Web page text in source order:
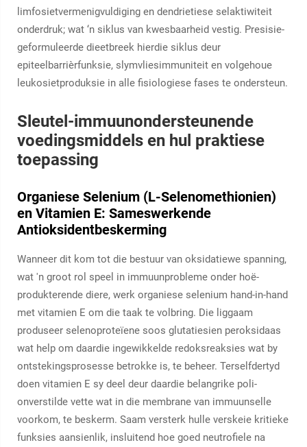
limfosietvermenigvuldiging en dendrietiese selaktiwiteit
onderdruk; wat ‘n siklus van kwesbaarheid vestig. Presisie-
geformuleerde dieetbreek hierdie siklus deur
epiteelbarrièrfunksie, slymvliesimmuniteit en volgehoue
leukosietproduksie in alle fisiologiese fases te ondersteun.
Sleutel-immuunondersteunende
voedingsmiddels en hul praktiese
toepassing
Organiese Selenium (L-Selenomethionien)
en Vitamien E: Sameswerkende
Antioksidentbeskerming
Wanneer dit kom tot die bestuur van oksidatiewe spanning,
wat 'n groot rol speel in immuunprobleme onder hoë-
produkterende diere, werk organiese selenium hand-in-hand
met vitamien E om die taak te volbring. Die liggaam
produseer selenoproteïene soos glutatiesien peroksidaas
wat help om daardie ingewikkelde redoksreaksies wat by
ontstekingsprosesse betrokke is, te beheer. Terselfdertyd
doen vitamien E sy deel deur daardie belangrike poli-
onverstilde vette wat in die membrane van immuunselle
voorkom, te beskerm. Saam versterk hulle verskeie kritieke
funksies aansienlik, insluitend hoe goed neutrofiele na